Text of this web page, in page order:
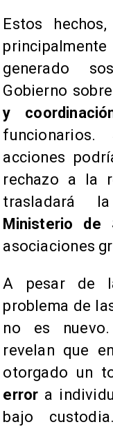
Estos
generado
Gobierno
y
acciones
rechazo a la
trasladará
Ministerio de
asociaciones
A pesar de
problema de
no es nuevo.
revelan que
otorgado un
error a
bajo